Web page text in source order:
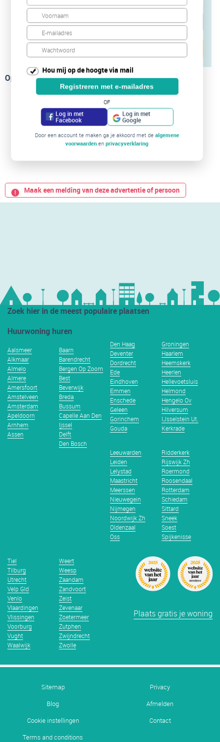
Hou mij op de hoogte via mail
Registreren met e-mailadres
OF
Log in met
Facebook
Log in met
Google
Door een account te maken ga je akkoord met de algemene
voorwaarden enprivacyverklaring
Op de kaart
Maak een melding van deze advertentie of persoon
Zoek hier in de meest populaire plaatsen
Huurwoning huren
Aalsmeer
Alkmaar
Almelo
Almere
Amersfoort
Amstelveen
Amsterdam
Apeldoorn
Arnhem
Assen
Baarn
Barendrecht
Bergen Op Zoom
Best
Beverwijk
Breda
Bussum
Capelle Aan Den
Ijssel
Delft
Den Bosch
Den Haag
Deventer
Dordrecht
Ede
Eindhoven
Emmen
Enschede
Geleen
Gorinchem
Gouda
Groningen
Haarlem
Heemskerk
Heerlen
Hellevoetsluis
Helmond
Hengelo Ov
Hilversum
IJsselstein Ut.
Kerkrade
Leeuwarden
Leiden
Lelystad
Maastricht
Meerssen
Nieuwegein
Nijmegen
Noordwijk Zh
Oldenzaal
Oss
Ridderkerk
Rijswijk Zh
Roermond
Roosendaal
Rotterdam
Schiedam
Sittard
Sneek
Soest
Spijkenisse
Tiel
Tilburg
Utrecht
Velp Gld
Venlo
Vlaardingen
Vlissingen
Voorburg
Vught
Waalwijk
Weert
Weesp
Zaandam
Zandvoort
Zeist
Zevenaar
Zoetermeer
Zutphen
Zwijndrecht
Zwolle
Plaats gratis je woning
Sitemap
Privacy
Blog
Afmelden
Cookie instellingen
Contact
Terms and conditions